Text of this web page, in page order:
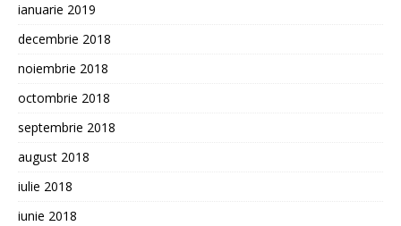
ianuarie 2019
decembrie 2018
noiembrie 2018
octombrie 2018
septembrie 2018
august 2018
iulie 2018
iunie 2018